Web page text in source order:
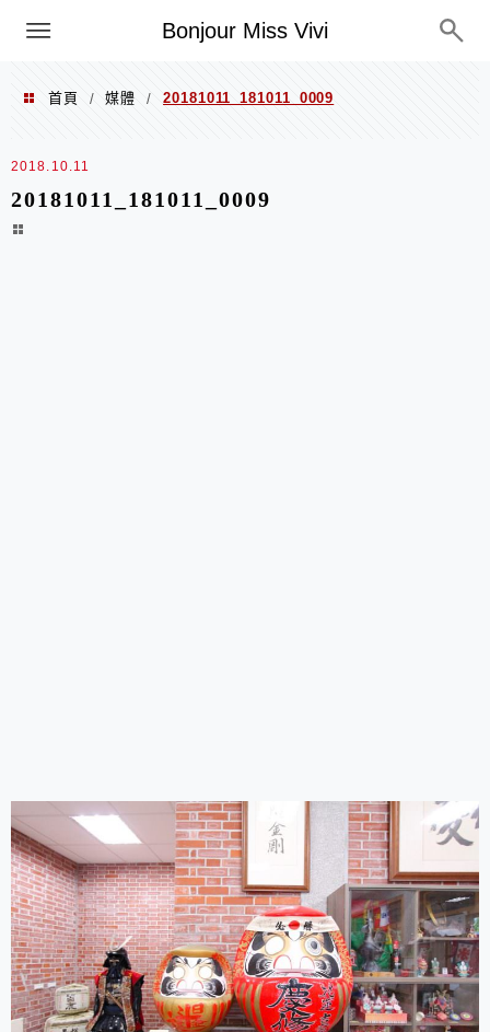
Bonjour Miss Vivi
選單
首頁 / 媒體 / 20181011_181011_0009
2018.10.11
20181011_181011_0009